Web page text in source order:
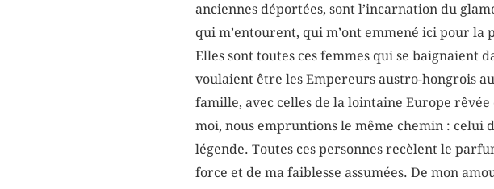
anciennes déportées, sont l’incarnation du
qui m’entourent, qui m’ont emmené ici pour
Elles sont toutes ces femmes qui se baignaient
voulaient être les Empereurs austro-hongrois
famille, avec celles de la lointaine Europe
moi, nous empruntions le même chemin : celui
légende. Toutes ces personnes recèlent le
force et de ma faiblesse assumées. De mon